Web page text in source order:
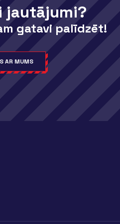
jautājumi?
gatavi palīdzēt!
AR MUMS